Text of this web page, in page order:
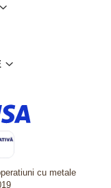
cu metale